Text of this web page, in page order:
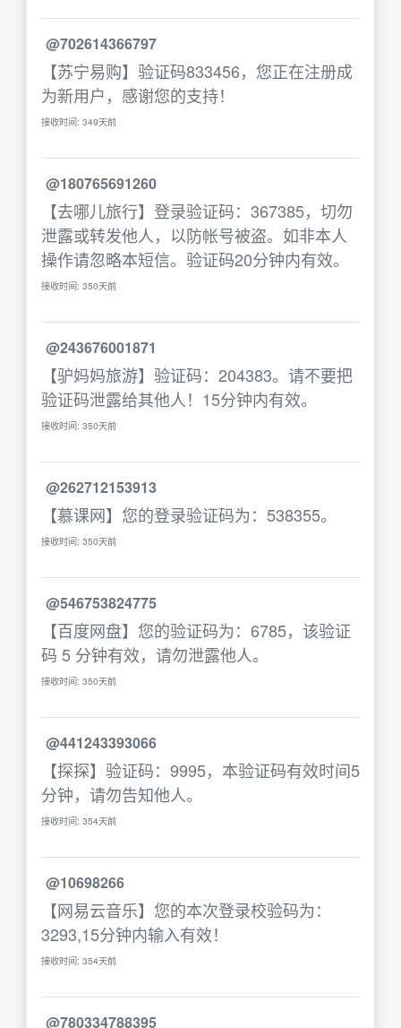
@702614366797
【苏宁易购】验证码833456，您正在注册成
为新用户，感谢您的支持！
接收时间: 349天前
@180765691260
【去哪儿旅行】登录验证码：367385，切勿
泄露或转发他人，以防帐号被盗。如非本人
操作请忽略本短信。验证码20分钟内有效。
接收时间: 350天前
@243676001871
【驴妈妈旅游】验证码：204383。请不要把
验证码泄露给其他人！15分钟内有效。
接收时间: 350天前
@262712153913
【慕课网】您的登录验证码为：538355。
接收时间: 350天前
@546753824775
【百度网盘】您的验证码为：6785，该验证
码 5 分钟有效，请勿泄露他人。
接收时间: 350天前
@441243393066
【探探】验证码：9995，本验证码有效时间5
分钟，请勿告知他人。
接收时间: 354天前
@10698266
【网易云音乐】您的本次登录校验码为：
3293,15分钟内输入有效！
接收时间: 354天前
@780334788395